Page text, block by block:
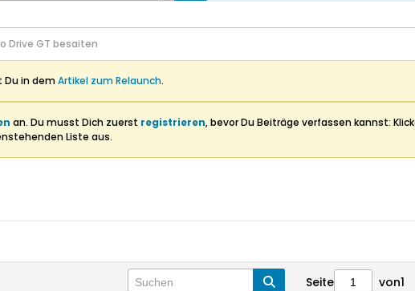
Drive GT besaiten
Du in demArtikel zum Relaunch.
an. Du musst Dich zuerst registrieren, bevor Du Beiträge verfassen kannst:
Liste aus.
Seite von1